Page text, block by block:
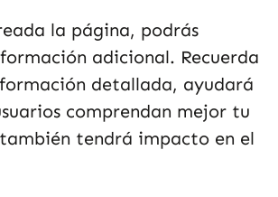
la página, podrás
adicional. Recuerda
detallada, ayudará
comprendan mejor tu
tendrá impacto en el